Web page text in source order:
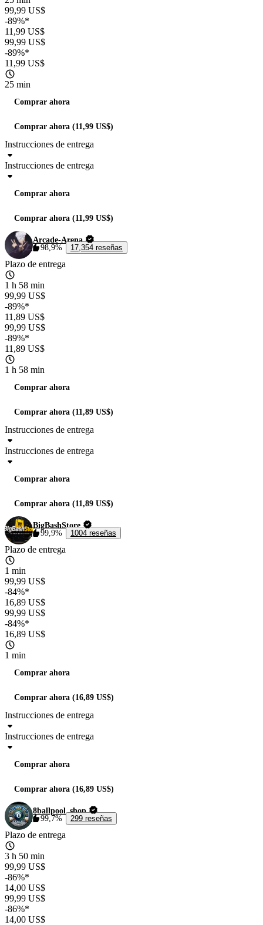
99,99 US$
-89%*
11,99 US$
99,99 US$
-89%*
11,99 US$
25 min
Comprar ahora
Comprar ahora (11,99 US$)
Instrucciones de entrega
Instrucciones de entrega
Comprar ahora
Comprar ahora (11,99 US$)
Arcade-Arena
98,9%
17,354 reseñas
Plazo de entrega
1 h 58 min
99,99 US$
-89%*
11,89 US$
99,99 US$
-89%*
11,89 US$
1 h 58 min
Comprar ahora
Comprar ahora (11,89 US$)
Instrucciones de entrega
Instrucciones de entrega
Comprar ahora
Comprar ahora (11,89 US$)
BigBashStore
99,9%
1004 reseñas
Plazo de entrega
1 min
99,99 US$
-84%*
16,89 US$
99,99 US$
-84%*
16,89 US$
1 min
Comprar ahora
Comprar ahora (16,89 US$)
Instrucciones de entrega
Instrucciones de entrega
Comprar ahora
Comprar ahora (16,89 US$)
8ballpool_shop
99,7%
299 reseñas
Plazo de entrega
3 h 50 min
99,99 US$
-86%*
14,00 US$
99,99 US$
-86%*
14,00 US$